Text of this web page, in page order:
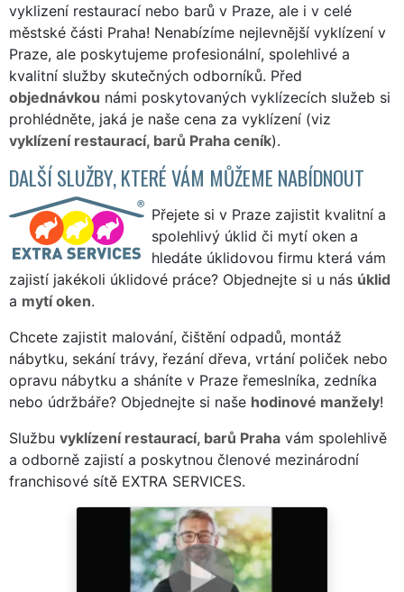
vyklizení restaurací nebo barů v Praze, ale i v celé
městské části Praha! Nenabízíme nejlevnější vyklízení v
Praze, ale poskytujeme profesionální, spolehlivé a
kvalitní služby skutečných odborníků. Před
objednávkou námi poskytovaných vyklízecích služeb si
prohlédněte, jaká je naše cena za vyklízení (viz
vyklízení restaurací, barů Praha ceník).
DALŠÍ SLUŽBY, KTERÉ VÁM MŮŽEME NABÍDNOUT
Přejete si v Praze zajistit kvalitní a
spolehlivý úklid či mytí oken a
hledáte úklidovou firmu která vám
zajistí jakékoli úklidové práce? Objednejte si u nás úklid
a mytí oken.
Chcete zajistit malování, čištění odpadů, montáž
nábytku, sekání trávy, řezání dřeva, vrtání poliček nebo
opravu nábytku a sháníte v Praze řemeslníka, zedníka
nebo údržbáře? Objednejte si naše hodinové manžely!
Službu vyklízení restaurací, barů Praha vám spolehlivě
a odborně zajistí a poskytnou členové mezinárodní
franchisové sítě EXTRA SERVICES.